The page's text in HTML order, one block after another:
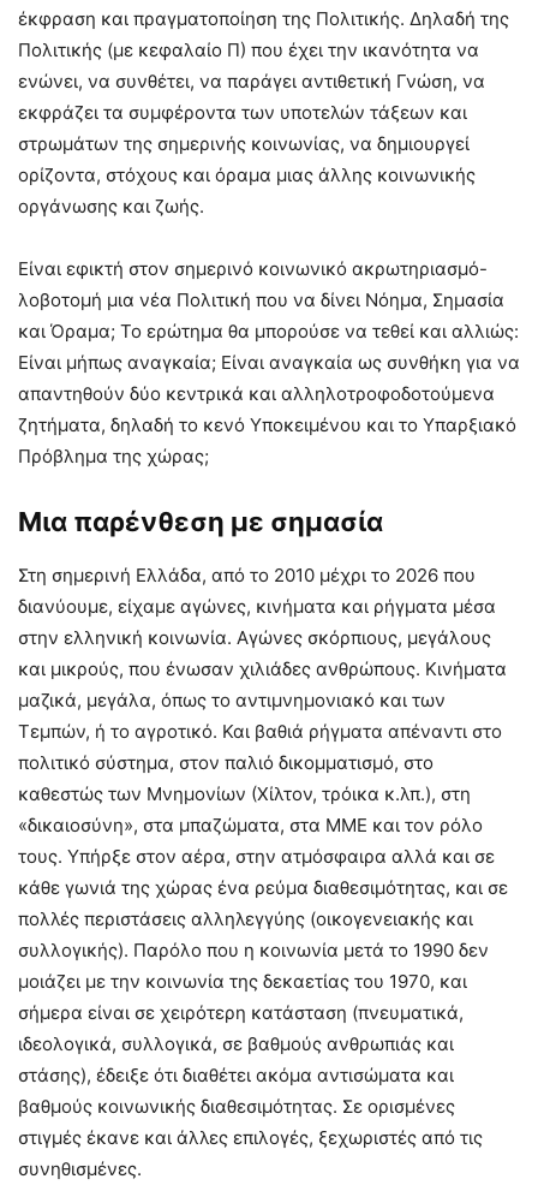
έκφραση και πραγματοποίηση της Πολιτικής. Δηλαδή της
Πολιτικής (με κεφαλαίο Π) που έχει την ικανότητα να
ενώνει, να συνθέτει, να παράγει αντιθετική Γνώση, να
εκφράζει τα συμφέροντα των υποτελών τάξεων και
στρωμάτων της σημερινής κοινωνίας, να δημιουργεί
ορίζοντα, στόχους και όραμα μιας άλλης κοινωνικής
οργάνωσης και ζωής.
Είναι εφικτή στον σημερινό κοινωνικό ακρωτηριασμό-
λοβοτομή μια νέα Πολιτική που να δίνει Νόημα, Σημασία
και Όραμα; Το ερώτημα θα μπορούσε να τεθεί και αλλιώς:
Είναι μήπως αναγκαία; Είναι αναγκαία ως συνθήκη για να
απαντηθούν δύο κεντρικά και αλληλοτροφοδοτούμενα
ζητήματα, δηλαδή το κενό Υποκειμένου και το Υπαρξιακό
Πρόβλημα της χώρας;
Μια παρένθεση με σημασία
Στη σημερινή Ελλάδα, από το 2010 μέχρι το 2026 που
διανύουμε, είχαμε αγώνες, κινήματα και ρήγματα μέσα
στην ελληνική κοινωνία. Αγώνες σκόρπιους, μεγάλους
και μικρούς, που ένωσαν χιλιάδες ανθρώπους. Κινήματα
μαζικά, μεγάλα, όπως το αντιμνημονιακό και των
Τεμπών, ή το αγροτικό. Και βαθιά ρήγματα απέναντι στο
πολιτικό σύστημα, στον παλιό δικομματισμό, στο
καθεστώς των Μνημονίων (Χίλτον, τρόικα κ.λπ.), στη
«δικαιοσύνη», στα μπαζώματα, στα ΜΜΕ και τον ρόλο
τους. Υπήρξε στον αέρα, στην ατμόσφαιρα αλλά και σε
κάθε γωνιά της χώρας ένα ρεύμα διαθεσιμότητας, και σε
πολλές περιστάσεις αλληλεγγύης (οικογενειακής και
συλλογικής). Παρόλο που η κοινωνία μετά το 1990 δεν
μοιάζει με την κοινωνία της δεκαετίας του 1970, και
σήμερα είναι σε χειρότερη κατάσταση (πνευματικά,
ιδεολογικά, συλλογικά, σε βαθμούς ανθρωπιάς και
στάσης), έδειξε ότι διαθέτει ακόμα αντισώματα και
βαθμούς κοινωνικής διαθεσιμότητας. Σε ορισμένες
στιγμές έκανε και άλλες επιλογές, ξεχωριστές από τις
συνηθισμένες.